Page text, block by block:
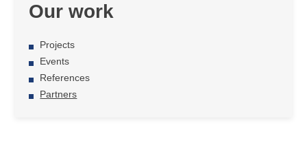
Our work
Projects
Events
References
Partners